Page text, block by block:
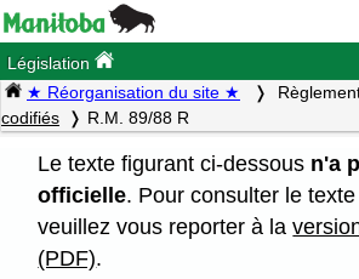
Législation
★ Réorganisation du site ★
codifiés
R.M. 89/88 R
Le texte figurant ci-dessous n'a
officielle. Pour consulter le
veuillez vous reporter à la
(PDF).